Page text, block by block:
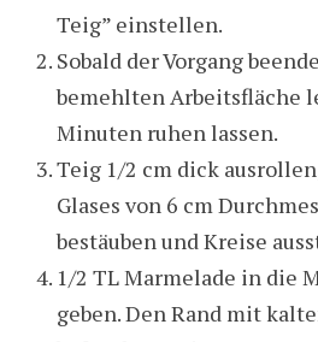
Teig” einstellen.
Sobald der Vorgang
bemehlten Arbeitsfläche
Minuten ruhen lassen.
Teig 1/2 cm dick
Glases von 6 cm
bestäuben und Kreise
1/2 TL Marmelade in die
geben. Den Rand mit